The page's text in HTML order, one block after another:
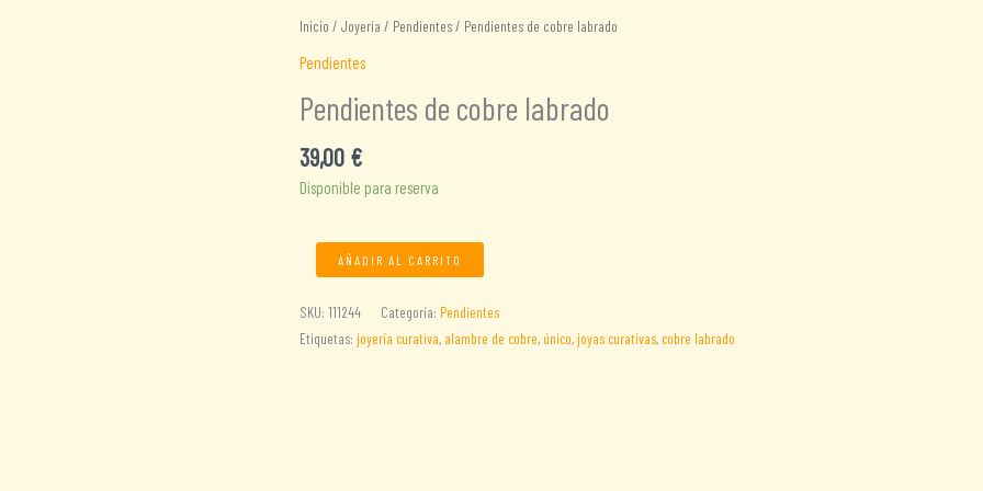
Inicio / Joyería / Pendientes/ Pendientes de cobre labrado
Pendientes
Pendientes de cobre labrado
39,00 €
Disponible para reserva
Pendientes
cobre
labrado
AÑADIR AL CARRITO
SKU: 111244 Categoría: Pendientes
Etiquetas: joyería curativa, alambre de cobre, único, joyas curativas, cobre labrado